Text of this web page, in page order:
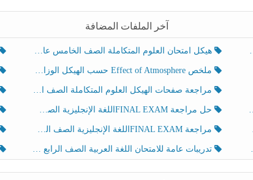
آخر الملفات المضافة
هيكل امتحان العلوم المتكاملة الصف الخامس عام الفصل الدراسي الثالث 2025-2026
ملخص Effect of Atmosphere حسب الهيكل الوزاري العلوم المتكاملة الصف الخامس انسبير الفصل الثالث
مراجعة صفحات الهيكل العلوم المتكاملة الصف الخامس انسبير الفصل الثالث
حل مراجعة FINAL EXAMاللغة الإنجليزية الصف الخامس الفصل الثالث
مراجعة FINAL EXAMاللغة الإنجليزية الصف الخامس الفصل الثالث
تدريبات عامة للامتحان اللغة العربية الصف الرابع الفصل الثالث